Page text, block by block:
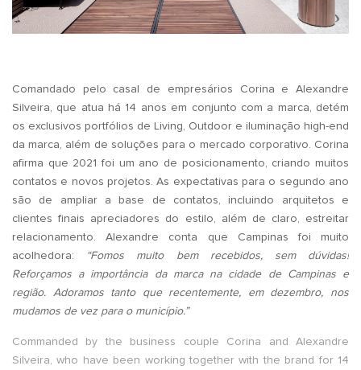
Comandado pelo casal de empresários Corina e Alexandre
Silveira, que atua há 14 anos em conjunto com a marca, detém
os exclusivos portfólios de Living, Outdoor e iluminação high-end
da marca, além de soluções para o mercado corporativo. Corina
afirma que 2021 foi um ano de posicionamento, criando muitos
contatos e novos projetos. As expectativas para o segundo ano
são de ampliar a base de contatos, incluindo arquitetos e
clientes finais apreciadores do estilo, além de claro, estreitar
relacionamento. Alexandre conta que Campinas foi muito
acolhedora:
“Fomos muito bem recebidos, sem dúvidas!
Reforçamos a importância da marca na cidade de Campinas e
região. Adoramos tanto que recentemente, em dezembro, nos
mudamos de vez para o município.”
Commanded by the business couple Corina and Alexandre
Silveira, who have been working together with the brand for 14